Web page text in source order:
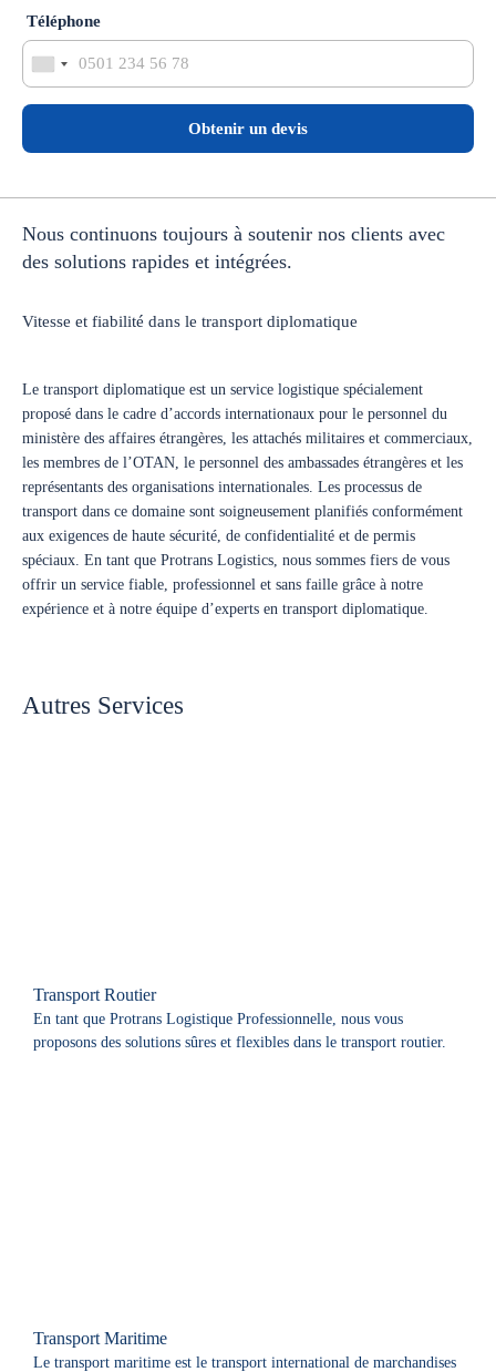
Téléphone
Obtenir un devis
Nous continuons toujours à soutenir nos clients avec
des solutions rapides et intégrées.
Vitesse et fiabilité dans le transport diplomatique
Le transport diplomatique est un service logistique spécialement
proposé dans le cadre d’accords internationaux pour le personnel du
ministère des affaires étrangères, les attachés militaires et commerciaux,
les membres de l’OTAN, le personnel des ambassades étrangères et les
représentants des organisations internationales. Les processus de
transport dans ce domaine sont soigneusement planifiés conformément
aux exigences de haute sécurité, de confidentialité et de permis
spéciaux. En tant que Protrans Logistics, nous sommes fiers de vous
offrir un service fiable, professionnel et sans faille grâce à notre
expérience et à notre équipe d’experts en transport diplomatique.
Autres Services
Transport Routier
En tant que Protrans Logistique Professionnelle, nous vous
proposons des solutions sûres et flexibles dans le transport routier.
Transport Maritime
Le transport maritime est le transport international de marchandises